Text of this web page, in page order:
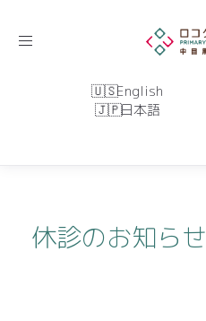
Toggle
English
日本語
休診のお知らせ